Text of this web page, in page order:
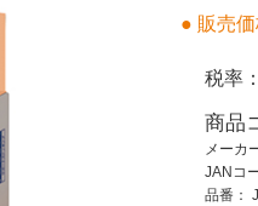
和紙鳥の子エンボス
● 販売価
税率：
商品
メーカ
JANコ
品番：